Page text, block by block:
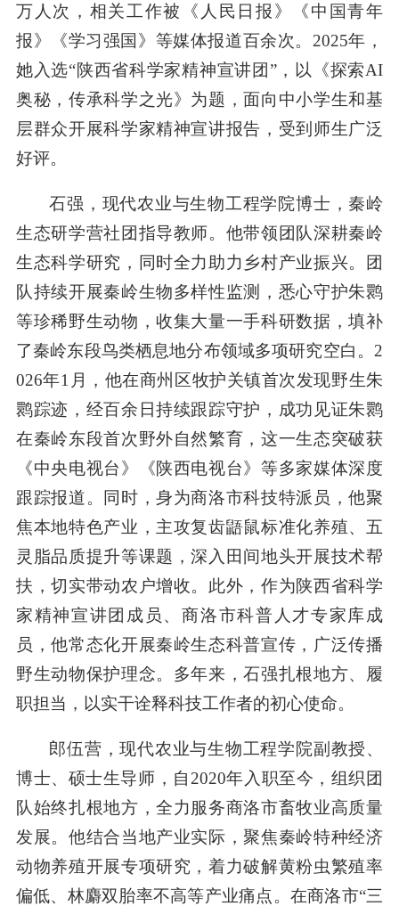
万人次，相关工作被《人民日报》《中国青年
报》《学习强国》等媒体报道百余次。2025年，
她入选“陕西省科学家精神宣讲团”，以《探索AI
奥秘，传承科学之光》为题，面向中小学生和基
层群众开展科学家精神宣讲报告，受到师生广泛
好评。
石强，现代农业与生物工程学院博士，秦岭
生态研学营社团指导教师。他带领团队深耕秦岭
生态科学研究，同时全力助力乡村产业振兴。团
队持续开展秦岭生物多样性监测，悉心守护朱鹮
等珍稀野生动物，收集大量一手科研数据，填补
了秦岭东段鸟类栖息地分布领域多项研究空白。2
026年1月，他在商州区牧护关镇首次发现野生朱
鹮踪迹，经百余日持续跟踪守护，成功见证朱鹮
在秦岭东段首次野外自然繁育，这一生态突破获
《中央电视台》《陕西电视台》等多家媒体深度
跟踪报道。同时，身为商洛市科技特派员，他聚
焦本地特色产业，主攻复齿鼯鼠标准化养殖、五
灵脂品质提升等课题，深入田间地头开展技术帮
扶，切实带动农户增收。此外，作为陕西省科学
家精神宣讲团成员、商洛市科普人才专家库成
员，他常态化开展秦岭生态科普宣传，广泛传播
野生动物保护理念。多年来，石强扎根地方、履
职担当，以实干诠释科技工作者的初心使命。
郎伍营，现代农业与生物工程学院副教授、
博士、硕士生导师，自2020年入职至今，组织团
队始终扎根地方，全力服务商洛市畜牧业高质量
发展。他结合当地产业实际，聚焦秦岭特种经济
动物养殖开展专项研究，着力破解黄粉虫繁殖率
偏低、林麝双胎率不高等产业痛点。在商洛市“三